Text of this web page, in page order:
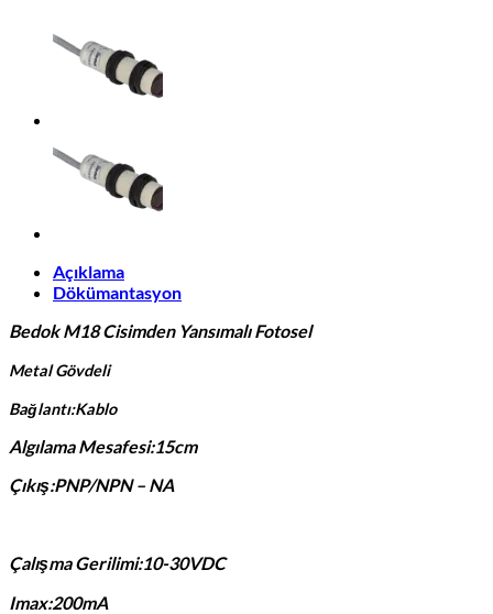
Açıklama
Dökümantasyon
Bedok M18 Cisimden Yansımalı Fotosel
Metal Gövdeli
Bağlantı:Kablo
Algılama Mesafesi:15cm
Çıkış:PNP/NPN – NA
Çalışma Gerilimi:10-30VDC
Imax:200mA